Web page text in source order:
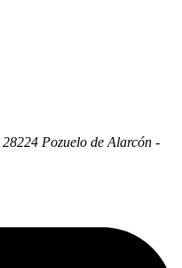
28224 Pozuelo de Alarcón -